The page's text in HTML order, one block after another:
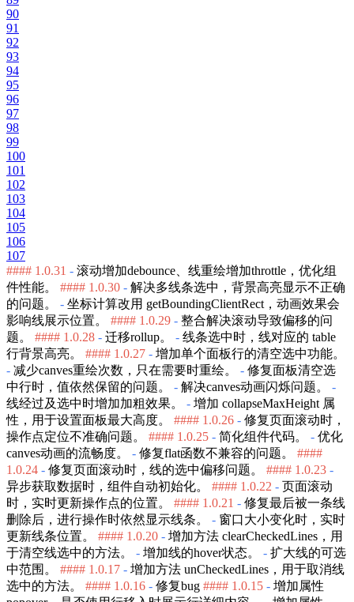
90
91
92
93
94
95
96
97
98
99
100
101
102
103
104
105
106
107
#### 1.0.31 - 滚动增加debounce、线重绘增加throttle，优化组
件性能。 #### 1.0.30 - 解决多线条选中，背景高亮显示不正确
的问题。 - 坐标计算改用 getBoundingClientRect，动画效果会
影响线展示位置。 #### 1.0.29 - 整合解决滚动导致偏移的问
题。 #### 1.0.28 - 迁移rollup。 - 线条选中时，线对应的 table
行背景高亮。 #### 1.0.27 - 增加单个面板行的清空选中功能。
- 减少canves重绘次数，只在需要时重绘。 - 修复面板清空选
中行时，值依然保留的问题。 - 解决canves动画闪烁问题。 -
线经过及选中时增加加粗效果。 - 增加 collapseMaxHeight 属
性，用于设置面板最大高度。 #### 1.0.26 - 修复页面滚动时，
操作点定位不准确问题。 #### 1.0.25 - 简化组件代码。 - 优化
canves动画的流畅度。 - 修复flat函数不兼容的问题。 ####
1.0.24 - 修复页面滚动时，线的选中偏移问题。 #### 1.0.23 -
异步获取数据时，组件自动初始化。 #### 1.0.22 - 页面滚动
时，实时更新操作点的位置。 #### 1.0.21 - 修复最后被一条线
删除后，进行操作时依然显示线条。 - 窗口大小变化时，实时
更新线条位置。 #### 1.0.20 - 增加方法 clearCheckedLines，用
于清空线选中的方法。 - 增加线的hover状态。 - 扩大线的可选
中范围。 #### 1.0.17 - 增加方法 unCheckedLines，用于取消线
选中的方法。 #### 1.0.16 - 修复bug #### 1.0.15 - 增加属性